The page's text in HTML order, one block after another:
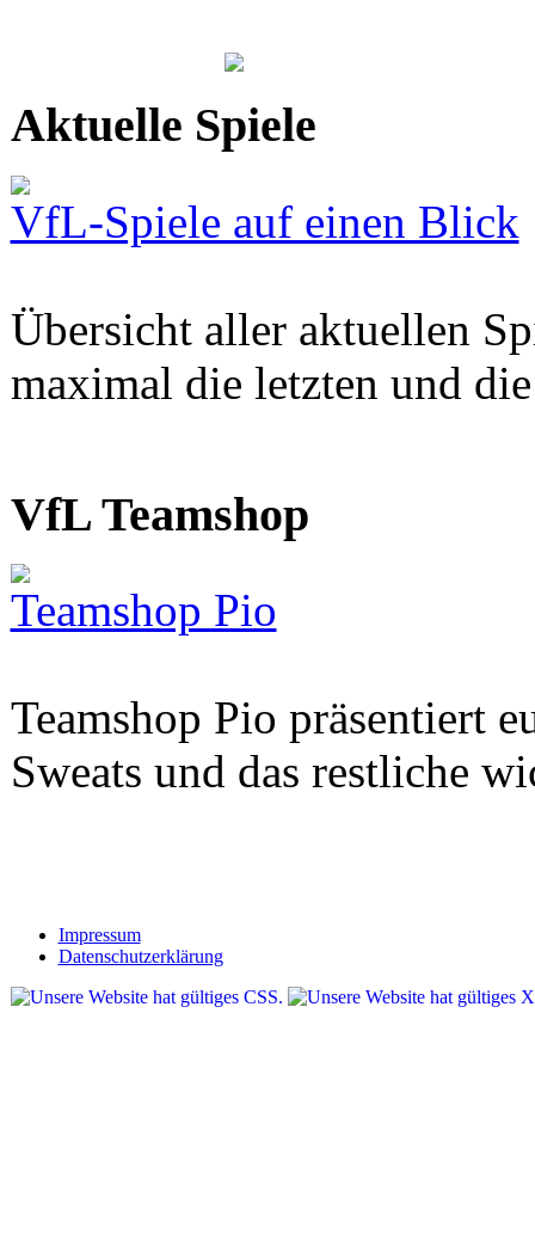
Aktuelle Spiele
VfL-Spiele auf einen Blick
Übersicht aller aktuellen
maximal die letzten und
VfL Teamshop
Teamshop Pio
Teamshop Pio präsentiert
Sweats und das restliche
Impressum
Datenschutzerklärung